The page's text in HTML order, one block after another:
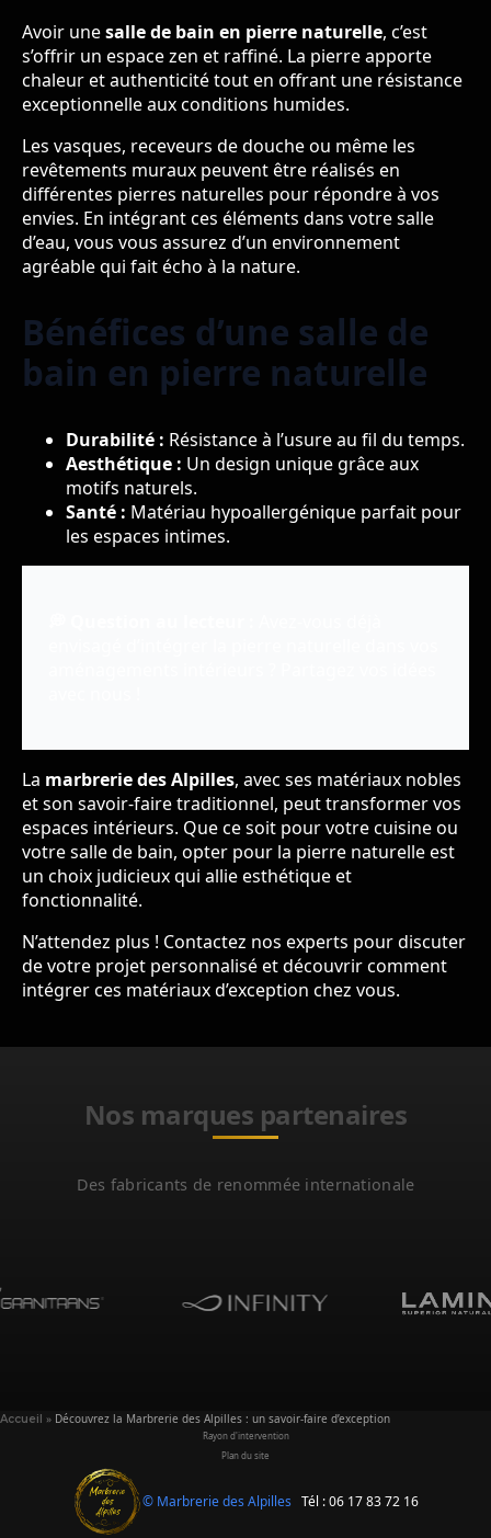
Avoir unesalle de bain en pierre naturelle, c’est
s’offrir un espace zen et raffiné. La pierre apporte
chaleur et authenticité tout en offrant une résistance
exceptionnelle aux conditions humides.
Les vasques, receveurs de douche ou même les
revêtements muraux peuvent être réalisés en
différentes pierres naturelles pour répondre à vos
envies. En intégrant ces éléments dans votre salle
d’eau, vous vous assurez d’un environnement
agréable qui fait écho à la nature.
Bénéfices d’une salle de
bain en pierre naturelle
Durabilité : Résistance à l’usure au fil du temps.
Aesthétique : Un design unique grâce aux
motifs naturels.
Santé : Matériau hypoallergénique parfait pour
les espaces intimes.
La marbrerie des Alpilles, avec ses matériaux nobles
et son savoir-faire traditionnel, peut transformer vos
espaces intérieurs. Que ce soit pour votre cuisine ou
votre salle de bain, opter pour la pierre naturelle est
un choix judicieux qui allie esthétique et
fonctionnalité.
N’attendez plus ! Contactez nos experts pour discuter
de votre projet personnalisé et découvrir comment
intégrer ces matériaux d’exception chez vous.
Nos marques partenaires
Des fabricants de renommée internationale
Accueil » Découvrez la Marbrerie des Alpilles : un savoir-faire d’exception
Rayon d'intervention
Plan du site
© Marbrerie des Alpilles Tél : 06 17 83 72 16